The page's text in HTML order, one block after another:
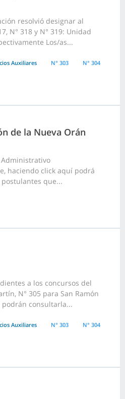
resolvió designar al
N° 318 y N° 319: Unidad
Los/as...
Auxiliares N° 303 N° 304
de la Nueva Orán
haciendo click aquí podrá
que...
a los concursos del
N° 305 para San Ramón
podrán consultarla...
Auxiliares N° 303 N° 304